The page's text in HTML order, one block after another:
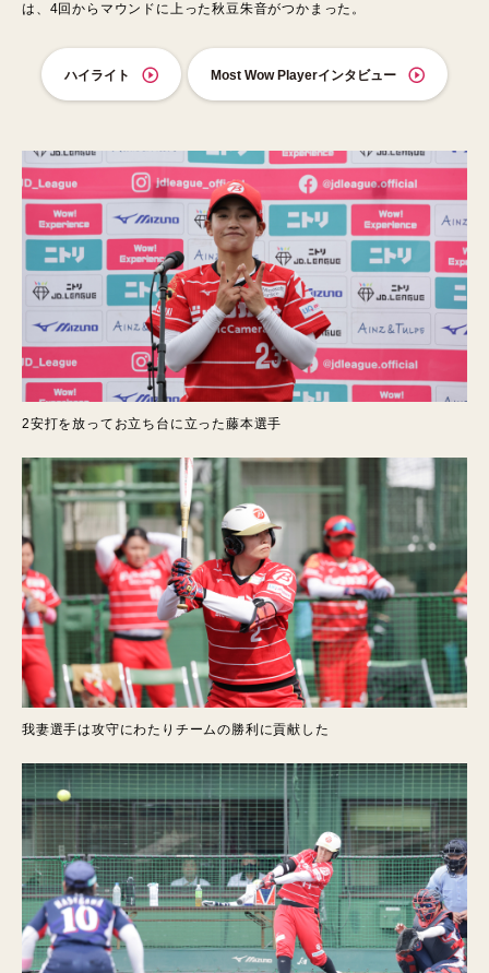
は、4回からマウンドに上った秋豆朱音がつかまった。
ハイライト Most Wow Playerインタビュー
2安打を放ってお立ち台に立った藤本選手
我妻選手は攻守にわたりチームの勝利に貢献した